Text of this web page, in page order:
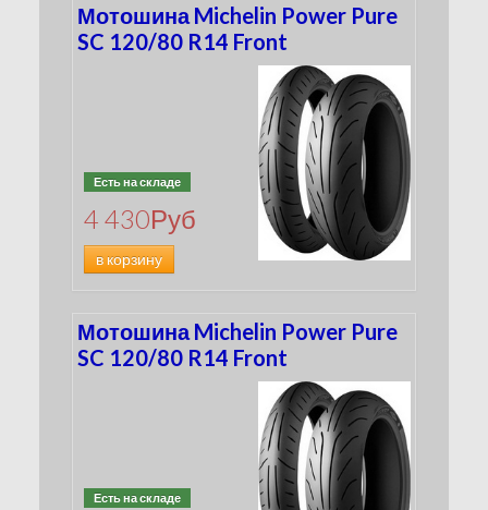
Мотошина Michelin Power Pure
SC 120/80 R14 Front
Есть на складе
4 430Руб
в корзину
Мотошина Michelin Power Pure
SC 120/80 R14 Front
Есть на складе